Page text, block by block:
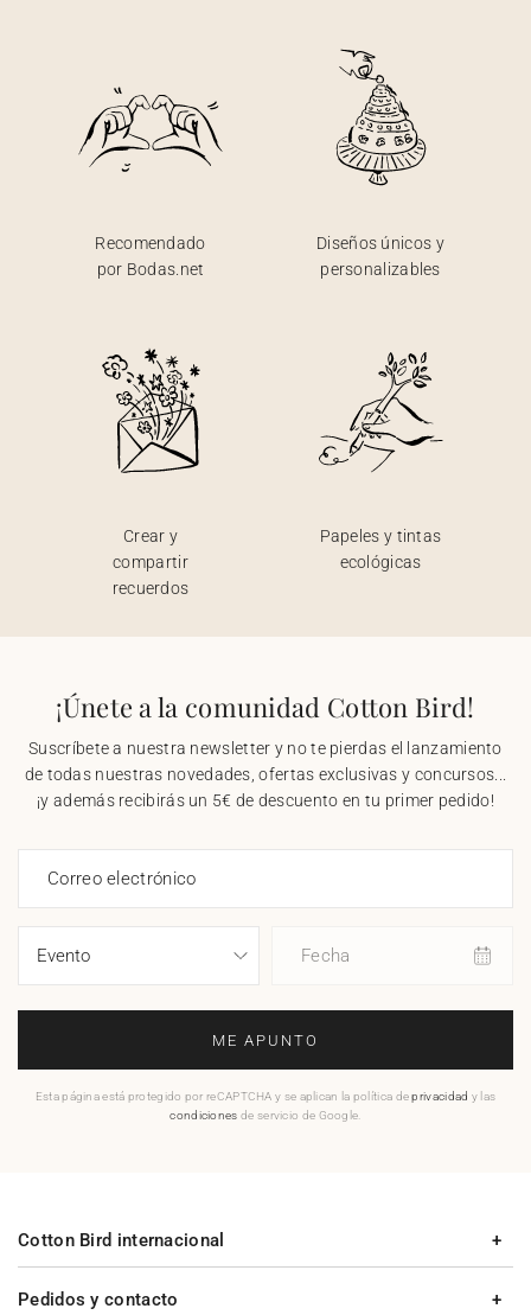
Recomendado
por Bodas.net
Diseños únicos y
personalizables
Crear y
compartir
recuerdos
Papeles y tintas
ecológicas
¡Únete a la comunidad Cotton Bird!
Suscríbete a nuestra newsletter y no te pierdas el lanzamiento
de todas nuestras novedades, ofertas exclusivas y concursos...
¡y además recibirás un 5€ de descuento en tu primer pedido!
Correo electrónico
Fecha
ME APUNTO
Esta página está protegido por reCAPTCHA y se aplican la política deprivacidad y las
condiciones de servicio de Google.
Pedidos y contacto
Cotton Bird internacional